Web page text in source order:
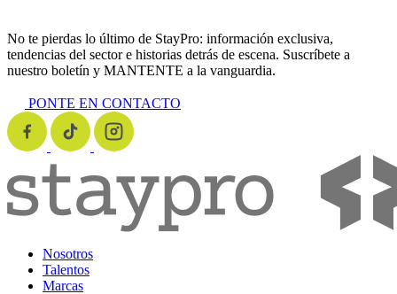
No te pierdas lo último de StayPro: información exclusiva,
tendencias del sector e historias detrás de escena. Suscríbete a
nuestro boletín y MANTENTE a la vanguardia.
PONTE EN CONTACTO
Nosotros
Talentos
Marcas